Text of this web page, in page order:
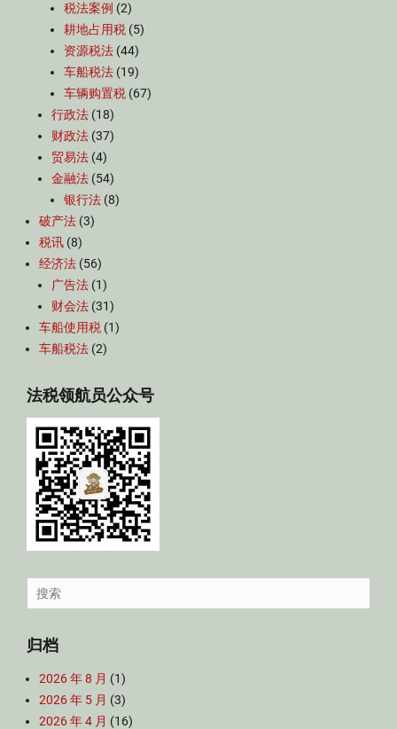
税法案例 (2)
耕地占用税 (5)
资源税法 (44)
车船税法 (19)
车辆购置税 (67)
行政法 (18)
财政法 (37)
贸易法 (4)
金融法 (54)
银行法 (8)
破产法 (3)
税讯 (8)
经济法 (56)
广告法 (1)
财会法 (31)
车船使用税 (1)
车船税法 (2)
法税领航员公众号
Search
for:
归档
2026 年 8 月 (1)
2026 年 5 月 (3)
2026 年 4 月 (16)